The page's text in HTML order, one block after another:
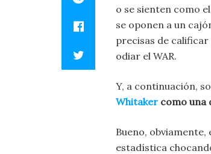
o se sienten como
se oponen a un
precisas de
odiar el WAR.
Y, a continuación,
Whitaker como una
Bueno, obviamente,
estadística